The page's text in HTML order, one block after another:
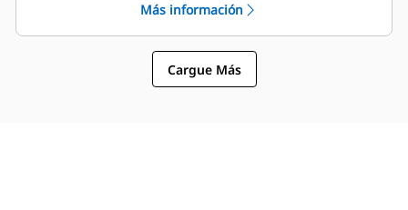
vertedera, además de proporcionar
un excelente soporte para las
secciones de empuje exteriores.
Más información
Cargue Más